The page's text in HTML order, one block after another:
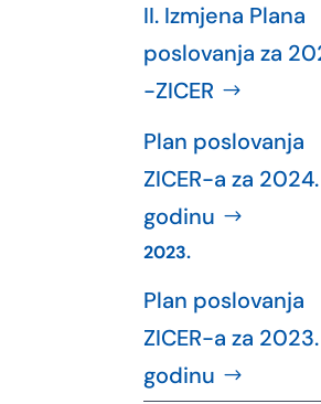
II. Izmjena Plana
poslovanja za
-ZICER
Plan poslovanja
ZICER-a za 2024.
godinu
2023.
Plan poslovanja
ZICER-a za 2023.
godinu